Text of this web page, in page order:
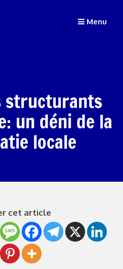
Menu
structurants
un déni de la
locale
cet article